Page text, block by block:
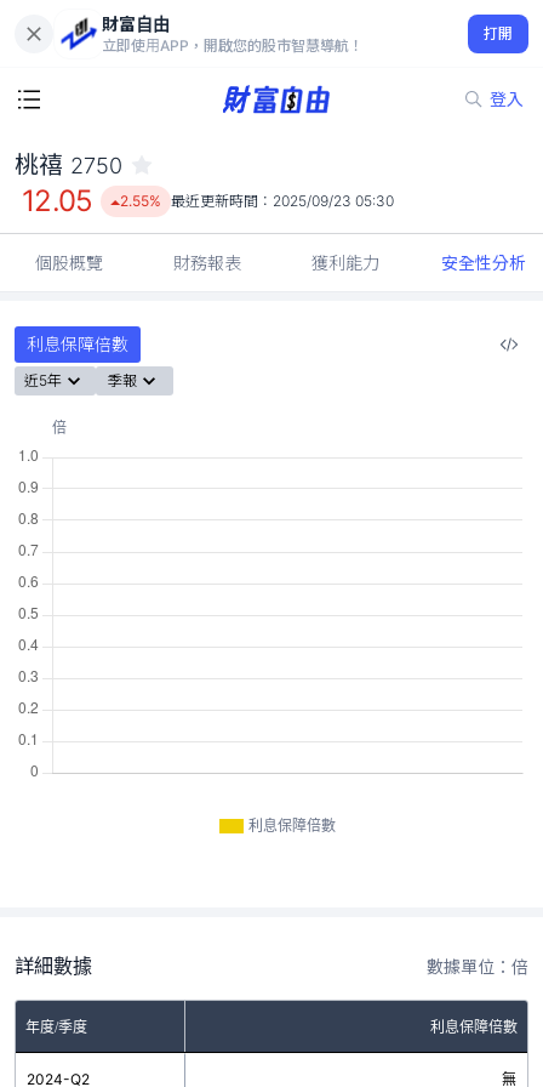
財富自由
立即使用APP，開啟您的股市智慧導航！
打開
登入
12.05
2.55%
桃禧 2750
12.05 2.55% 最近更新時間： 2025/09/23 05:30
個股概覽 財務報表 獲利能力 安全性分析
利息保障倍數
近5年 季報
利息保障倍數
詳細數據 數據單位：倍
年度/季度 利息保障倍數
2024-Q2 無